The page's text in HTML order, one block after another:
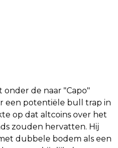
de naar "Capo"
een potentiële bull trap in
op dat altcoins over het
zouden hervatten. Hij
dubbele bodem als een